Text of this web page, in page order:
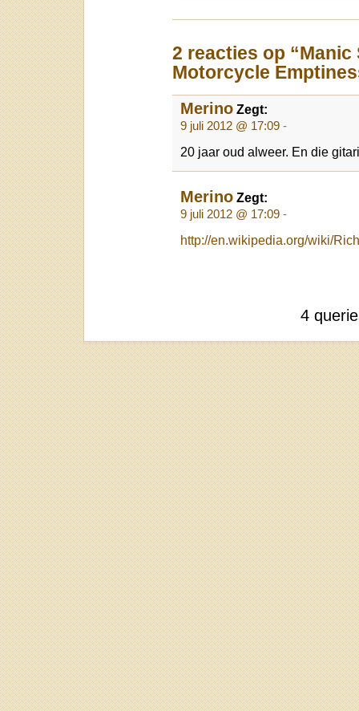
2 reacties op
Motorcycle
Merino Zegt:
9 juli 2012 @ 17:09 -
20 jaar oud alweer. En die
Merino Zegt:
9 juli 2012 @ 17:09 -
http://en.wikipedia.org/wiki/
4